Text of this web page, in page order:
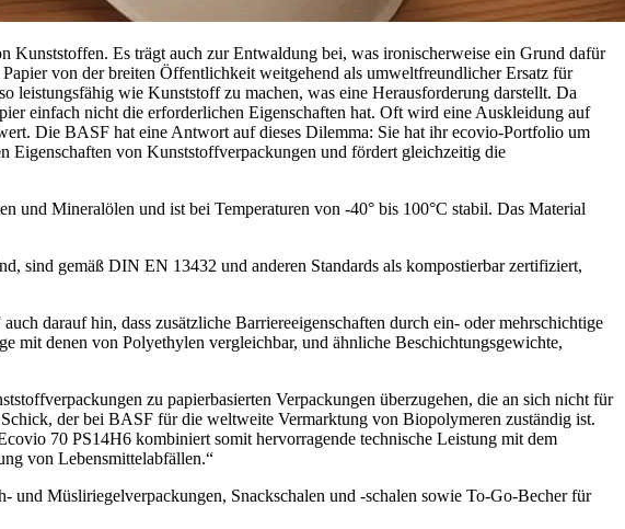
Kunststoffen. Es trägt auch zur Entwaldung bei, was ironischerweise ein Grund dafür
von der breiten Öffentlichkeit weitgehend als umweltfreundlicher Ersatz für
leistungsfähig wie Kunststoff zu machen, was eine Herausforderung darstellt. Da
einfach nicht die erforderlichen Eigenschaften hat. Oft wird eine Auskleidung auf
Die BASF hat eine Antwort auf dieses Dilemma: Sie hat ihr ecovio-Portfolio um
Eigenschaften von Kunststoffverpackungen und fördert gleichzeitig die
und Mineralölen und ist bei Temperaturen von -40° bis 100°C stabil. Das Material
sind gemäß DIN EN 13432 und anderen Standards als kompostierbar zertifiziert,
darauf hin, dass zusätzliche Barriereeigenschaften durch ein- oder mehrschichtige
mit denen von Polyethylen vergleichbar, und ähnliche Beschichtungsgewichte,
zu papierbasierten Verpackungen überzugehen, die an sich nicht für
der bei BASF für die weltweite Vermarktung von Biopolymeren zuständig ist.
70 PS14H6 kombiniert somit hervorragende technische Leistung mit dem
von Lebensmittelabfällen.“
Müsliriegelverpackungen, Snackschalen und -schalen sowie To-Go-Becher für